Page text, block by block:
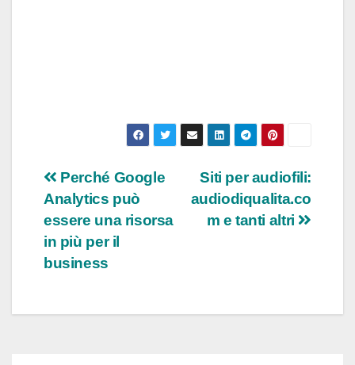
Navigazione
articoli
Siti per audiofili:
audiodiqualita.co
m e tanti altri
Perché Google
Analytics può
essere una risorsa
in più per il
business